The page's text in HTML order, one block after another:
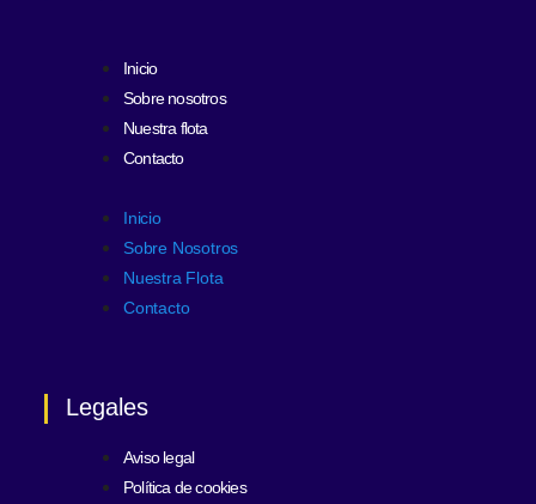
Inicio
Sobre nosotros
Nuestra flota
Contacto
Inicio
Sobre Nosotros
Nuestra Flota
Contacto
Legales
Aviso legal
Política de cookies